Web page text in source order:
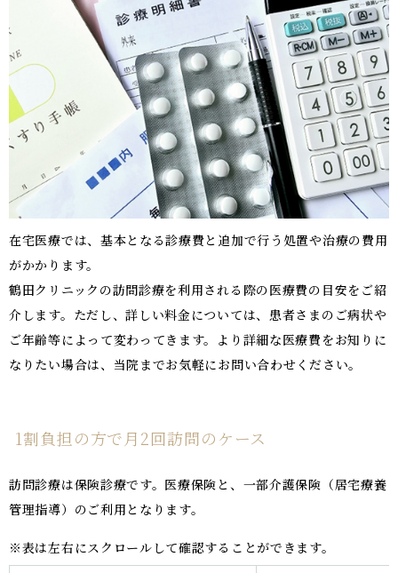
在宅医療では、基本となる診療費と追加で行う処置や治療の費用
がかかります。
鶴田クリニックの訪問診療を利用される際の医療費の目安をご紹
介します。ただし、詳しい料金については、患者さまのご病状や
ご年齢等によって変わってきます。より詳細な医療費をお知りに
なりたい場合は、当院までお気軽にお問い合わせください。
1割負担の方で月2回訪問のケース
訪問診療は保険診療です。医療保険と、一部介護保険（居宅療養
管理指導）のご利用となります。
※表は左右にスクロールして確認することができます。